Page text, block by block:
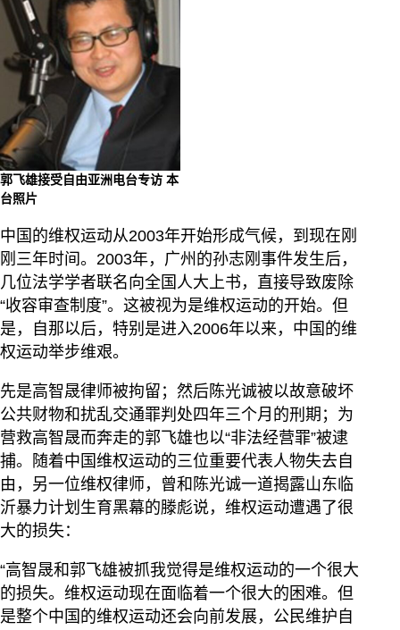
郭飞雄接受自由亚洲电台专访 本
台照片
中国的维权运动从2003年开始形成气候，到现在刚
刚三年时间。2003年，广州的孙志刚事件发生后，
几位法学学者联名向全国人大上书，直接导致废除
“收容审查制度”。这被视为是维权运动的开始。但
是，自那以后，特别是进入2006年以来，中国的维
权运动举步维艰。
先是高智晟律师被拘留；然后陈光诚被以故意破坏
公共财物和扰乱交通罪判处四年三个月的刑期；为
营救高智晟而奔走的郭飞雄也以“非法经营罪”被逮
捕。随着中国维权运动的三位重要代表人物失去自
由，另一位维权律师，曾和陈光诚一道揭露山东临
沂暴力计划生育黑幕的滕彪说，维权运动遭遇了很
大的损失：
“高智晟和郭飞雄被抓我觉得是维权运动的一个很大
的损失。维权运动现在面临着一个很大的困难。但
是整个中国的维权运动还会向前发展，公民维护自